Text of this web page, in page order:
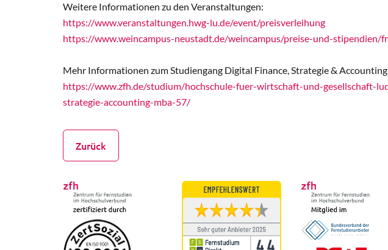
Weitere Informationen zu den Veranstaltungen:
https://www.veranstaltungen.hwg-lu.de/event/preisverleihung
https://www.weincampus-neustadt.de/weincampus/preise-und-stipendien/
Mehr Informationen zum Studiengang Digital Finance, Strategie &
https://www.zfh.de/studium/hochschule-fuer-wirtschaft-und-gesellschaft-
strategie-accounting-mba-57/
Zurück